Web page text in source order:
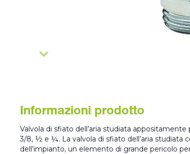
Informazioni prodotto
Valvola di sfiato dell’aria studiata
3/8, ½ e ¼. La valvola di sfiato dell’aria studiata
dell’impianto, un elemento di grande pericolo